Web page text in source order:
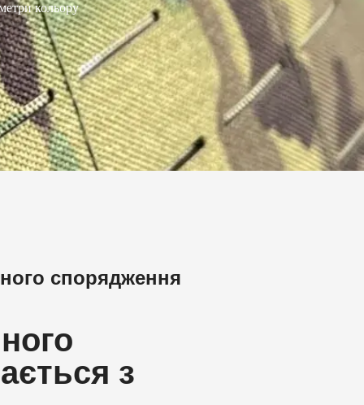
кольору
спорядження
з